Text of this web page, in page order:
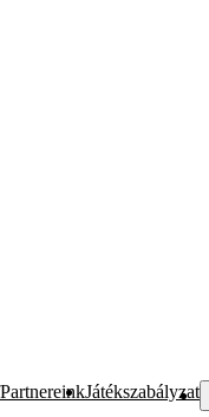
PartnereinkJátékszabályzat